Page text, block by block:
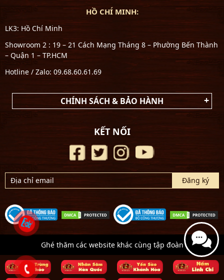
HỒ CHÍ MINH:
LK3: Hồ Chí Minh
Showroom 2 : 19 – 21 Cách Mạng Tháng 8 – Phường Bến Thành
– Quận 1 – TP.HCM
Hotline / Zalo: 09.68.60.61.69
CHÍNH SÁCH & BẢO HÀNH
KẾT NỐI
Ghé thăm các website khác cùng tập đoàn